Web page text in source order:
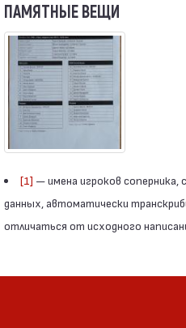
ПАМЯТНЫЕ ВЕЩИ
[1] — имена игроков
данных, автоматически
отличаться от исходного